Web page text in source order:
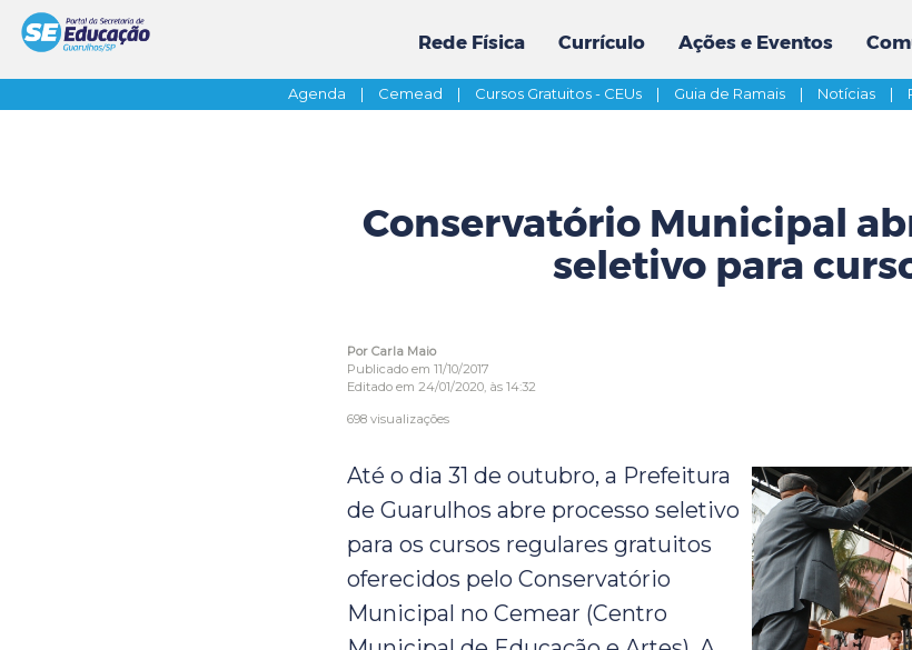
Rede Física Currículo Ações e Eventos
Agenda | Cemead | Cursos Gratuitos - CEUs | Guia de Ramais | Notícias |
Conservatório Municipal
seletivo para
Por Carla Maio
Publicado em 11/10/2017
Editado em 24/01/2020, às 14:32
698 visualizações
Até o dia 31 de outubro, a Prefeitura
de Guarulhos abre processo seletivo
para os cursos regulares gratuitos
oferecidos pelo Conservatório
Municipal no Cemear (Centro